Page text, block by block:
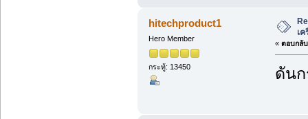
hitechproduct1
Hero Member
กระทู้: 13450
เ
« ตอบกลั
ดัน